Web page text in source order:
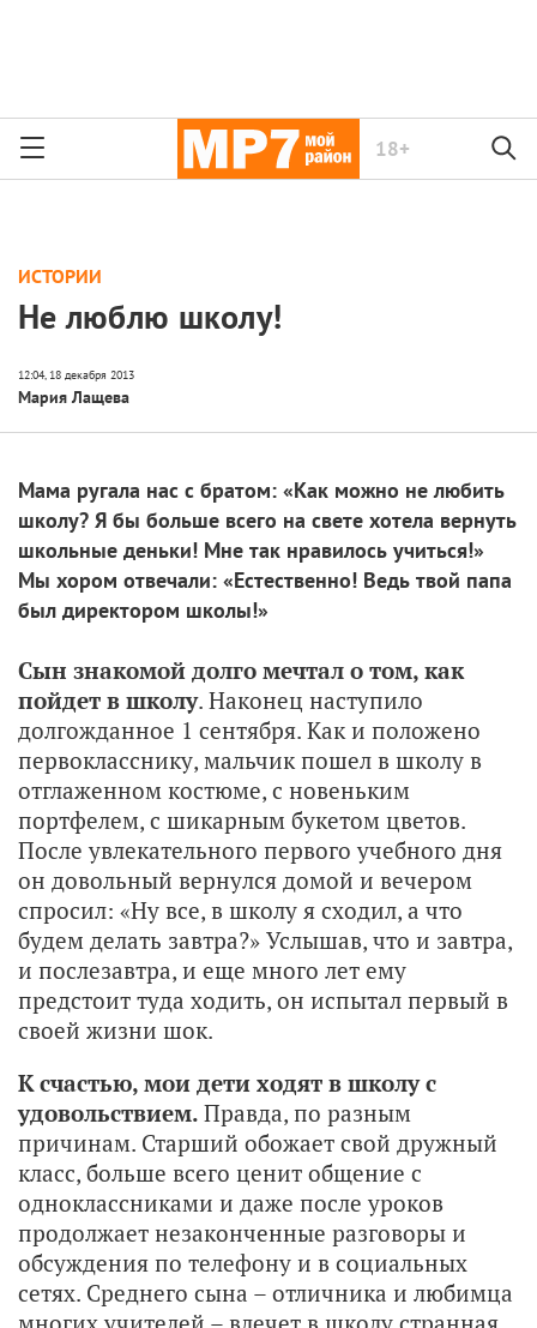
18+
ИСТОРИИ
Не люблю школу!
Мария Лащева
Мама ругала нас с братом: «Как можно не любить
школу? Я бы больше всего на свете хотела вернуть
школьные деньки! Мне так нравилось учиться!»
Мы хором отвечали: «Естественно! Ведь твой папа
был директором школы!»
Сын знакомой долго мечтал о том, как
пойдет в школу. Наконец наступило
долгожданное 1 сентября. Как и положено
первокласснику, мальчик пошел в школу в
отглаженном костюме, с новеньким
портфелем, с шикарным букетом цветов.
После увлекательного первого учебного дня
он довольный вернулся домой и вечером
спросил: «Ну все, в школу я сходил, а что
будем делать завтра?» Услышав, что и завтра,
и послезавтра, и еще много лет ему
предстоит туда ходить, он испытал первый в
своей жизни шок.
К счастью, мои дети ходят в школу с
удовольствием. Правда, по разным
причинам. Старший обожает свой дружный
класс, больше всего ценит общение с
одноклассниками и даже после уроков
продолжает незаконченные разговоры и
обсуждения по телефону и в социальных
сетях. Среднего сына – отличника и любимца